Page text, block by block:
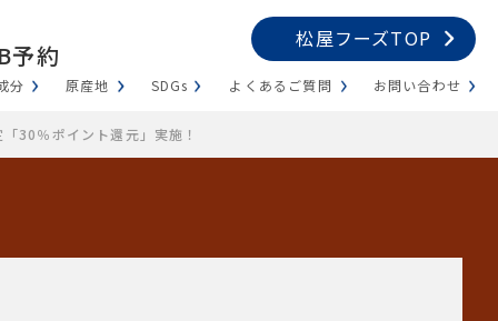
松屋フーズTOP
分 原産地 SDGs よくあるご質問 お問い合わせ
予約
30％ポイント還元」実施！